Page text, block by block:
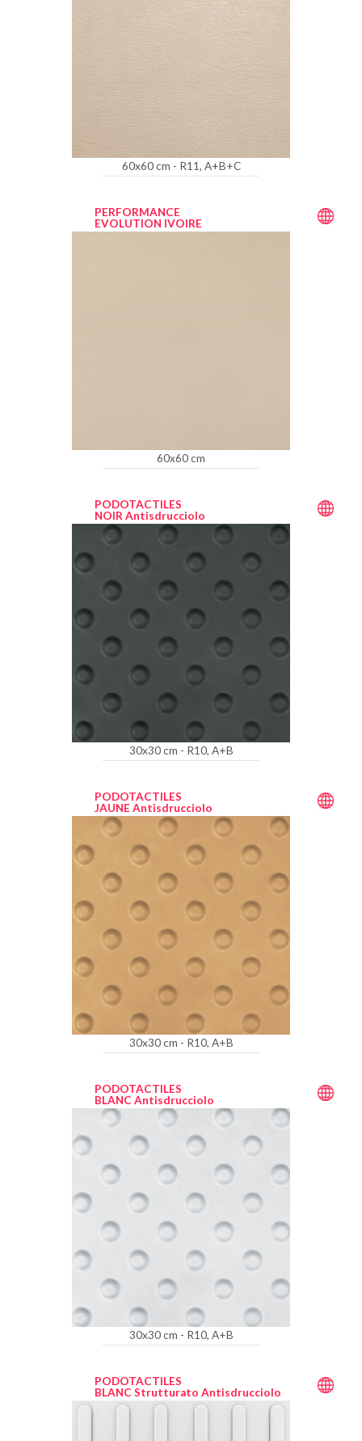
60x60 cm - R11, A+B+C
PERFORMANCE
EVOLUTION IVOIRE
60x60 cm
PODOTACTILES
NOIR Antisdrucciolo
30x30 cm - R10, A+B
PODOTACTILES
JAUNE Antisdrucciolo
30x30 cm - R10, A+B
PODOTACTILES
BLANC Antisdrucciolo
30x30 cm - R10, A+B
PODOTACTILES
BLANC Strutturato Antisdrucciolo